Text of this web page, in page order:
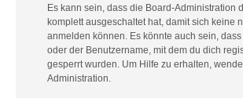
Es kann sein, dass die Board-Administration
komplett ausgeschaltet hat, damit sich keine
anmelden können. Es könnte auch sein,
oder der Benutzername, mit dem du dich
gesperrt wurden. Um Hilfe zu erhalten,
Administration.